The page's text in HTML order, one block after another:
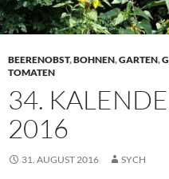
BEERENOBST,BOHNEN,GARTEN,
TOMATEN
34.
2016
31. AUGUST 2016 SYCH